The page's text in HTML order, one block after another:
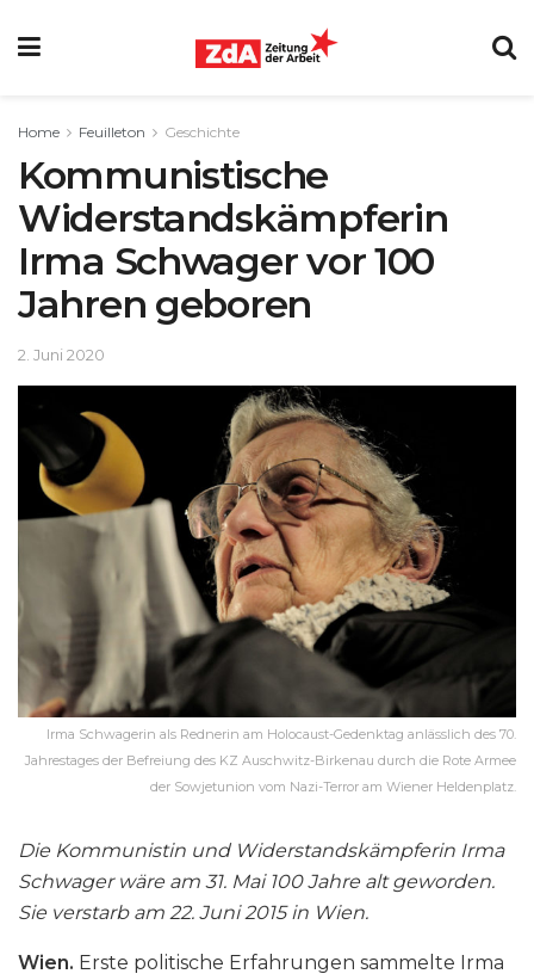
Home Feuilleton Geschichte
Kommunistische
Widerstandskämpferin
Irma Schwager vor 100
Jahren geboren
2. Juni 2020
Irma Schwagerin als Rednerin am Holocaust-Gedenktag anlässlich des 70.
Jahrestages der Befreiung des KZ Auschwitz-Birkenau durch die Rote Armee
der Sowjetunion vom Nazi-Terror am Wiener Heldenplatz.
Die Kommunistin und Widerstandskämpferin Irma
Schwager wäre am 31. Mai 100 Jahre alt geworden.
Sie verstarb am 22. Juni 2015 in Wien.
Wien. Erste politische Erfahrungen sammelte Irma